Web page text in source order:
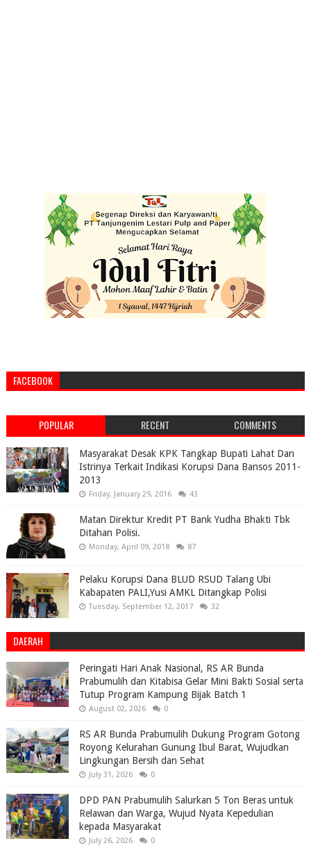
FACEBOOK
POPULAR RECENT COMMENTS
Masyarakat Desak KPK Tangkap Bupati Lahat Dan
Istrinya Terkait Indikasi Korupsi Dana Bansos 2011-
2013
Friday, January 29, 2016 43
Matan Direktur Kredit PT Bank Yudha Bhakti Tbk
Ditahan Polisi.
Monday, April 09, 2018 87
Pelaku Korupsi Dana BLUD RSUD Talang Ubi
Kabapaten PALI,Yusi AMKL Ditangkap Polisi
Tuesday, September 12, 2017 32
DAERAH
Peringati Hari Anak Nasional, RS AR Bunda
Prabumulih dan Kitabisa Gelar Mini Bakti Sosial serta
Tutup Program Kampung Bijak Batch 1
August 02, 2026 0
RS AR Bunda Prabumulih Dukung Program Gotong
Royong Kelurahan Gunung Ibul Barat, Wujudkan
Lingkungan Bersih dan Sehat
July 31, 2026 0
DPD PAN Prabumulih Salurkan 5 Ton Beras untuk
Relawan dan Warga, Wujud Nyata Kepedulian
kepada Masyarakat
July 26, 2026 0